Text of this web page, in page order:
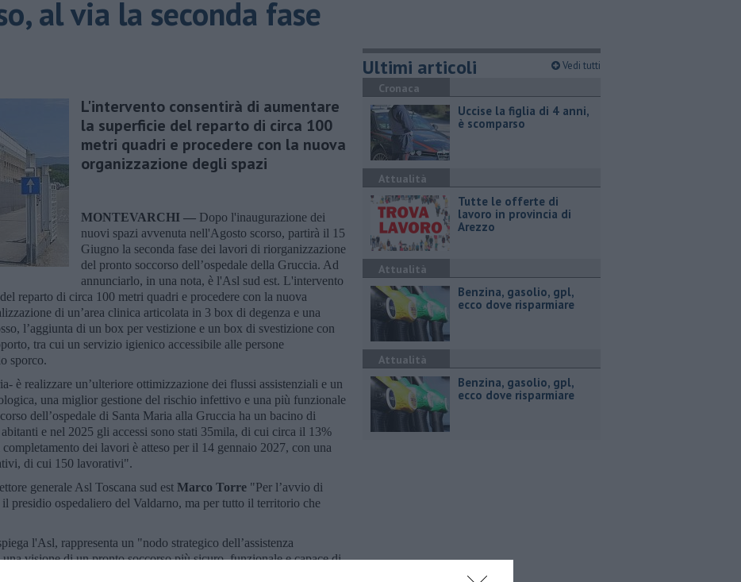
al via la seconda fase
L'intervento consentirà di aumentare
la superficie del reparto di circa 100
metri quadri e procedere con la nuova
organizzazione degli spazi
MONTEVARCHI — Dopo l'inaugurazione dei
nuovi spazi avvenuta nell'Agosto scorso, partirà il 15
Giugno la seconda fase dei lavori di riorganizzazione
del pronto soccorso dell’ospedale della Gruccia. Ad
annunciarlo, in una nota, è l'Asl sud est. L'intervento
reparto di circa 100 metri quadri e procedere con la nuova
di un’area clinica articolata in 3 box di degenza e una
l’aggiunta di un box per vestizione e un box di svestizione con
tra cui un servizio igienico accessibile alle persone
sporco.
è realizzare un’ulteriore ottimizzazione dei flussi assistenziali e un
una miglior gestione del rischio infettivo e una più funzionale
dell’ospedale di Santa Maria alla Gruccia ha un bacino di
e nel 2025 gli accessi sono stati 35mila, di cui circa il 13%
dei lavori è atteso per il 14 gennaio 2027, con una
di cui 150 lavorativi".
generale Asl Toscana sud est Marco Torre "Per l’avvio di
presidio ospedaliero del Valdarno, ma per tutto il territorio che
l'Asl, rappresenta un "nodo strategico dell’assistenza
visione di un pronto soccorso più sicuro, funzionale e capace di
alle sollecitazioni a cui ogni giorno è sottoposto, anche a
Ultimi articoli Vedi tutti
Cronaca
Uccise la figlia di 4 anni,
è scomparso
Attualità
​Tutte le offerte di
lavoro in provincia di
Arezzo
Attualità
​Benzina, gasolio, gpl,
ecco dove risparmiare
Attualità
​Benzina, gasolio, gpl,
ecco dove risparmiare